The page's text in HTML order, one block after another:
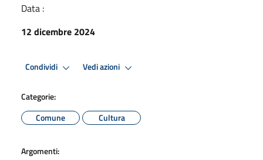
Data :
12 dicembre 2024
Condividi Vedi azioni
Categorie:
Comune
Cultura
Argomenti: